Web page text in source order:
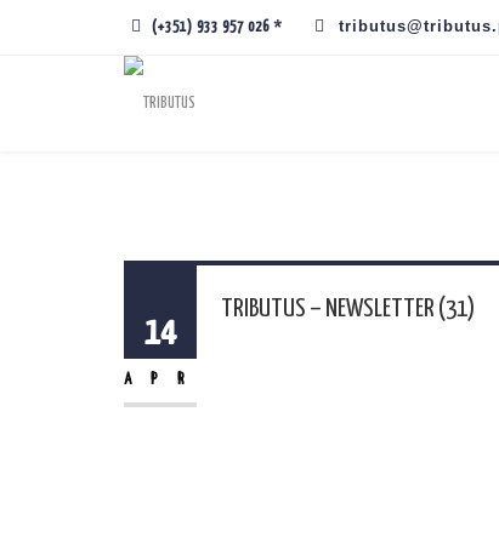
(+351) 933 957 026 *
14
APR
TRIBUTUS – NEWSLETTER (31)